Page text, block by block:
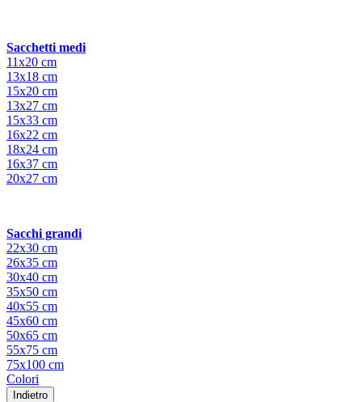
Sacchetti medi
11x20 cm
13x18 cm
15x20 cm
13x27 cm
15x33 cm
16x22 cm
18x24 cm
16x37 cm
20x27 cm
Sacchi grandi
22x30 cm
26x35 cm
30x40 cm
35x50 cm
40x55 cm
45x60 cm
50x65 cm
55x75 cm
75x100 cm
Colori
Indietro